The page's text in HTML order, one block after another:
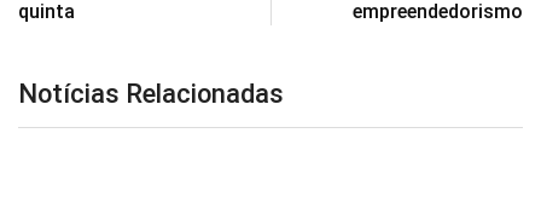
quinta empreendedorismo
Notícias Relacionadas